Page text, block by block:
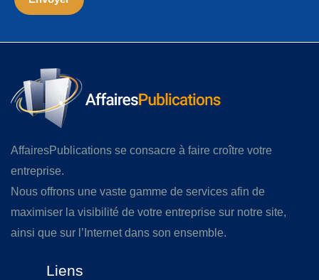
AffairesPublications se consacre à faire croître votre
entreprise.
Nous offrons une vaste gamme de services afin de
maximiser la visibilité de votre entreprise sur notre site,
ainsi que sur l’Internet dans son ensemble.
Liens